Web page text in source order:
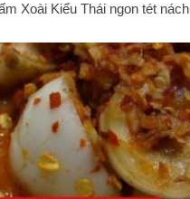
Xoài Kiểu Thái ngon tét nách